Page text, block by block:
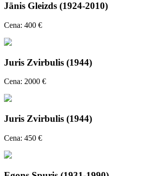
Jānis Gleizds (1924-2010)
Cena: 400 €
Juris Zvirbulis (1944)
Cena: 2000 €
Juris Zvirbulis (1944)
Cena: 450 €